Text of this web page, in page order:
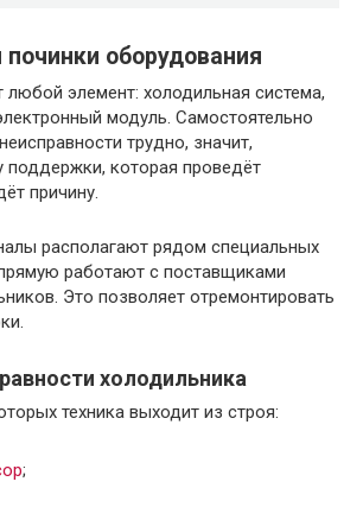
оборудования
элемент: холодильная система,
модуль. Самостоятельно
трудно, значит,
поддержки, которая проведёт
причину.
располагают рядом специальных
работают с поставщиками
Это позволяет отремонтировать
холодильника
техника выходит из строя:
;